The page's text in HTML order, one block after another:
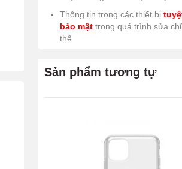
Thông tin trong các thiết bị
bảo mật trong quá trình sửa
thế
Sản phẩm tương tự